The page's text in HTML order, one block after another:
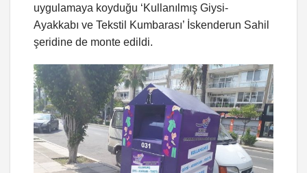
uygulamaya koyduğu ‘Kullanılmış Giysi-
Ayakkabı ve Tekstil Kumbarası’ İskenderun Sahil
şeridine de monte edildi.